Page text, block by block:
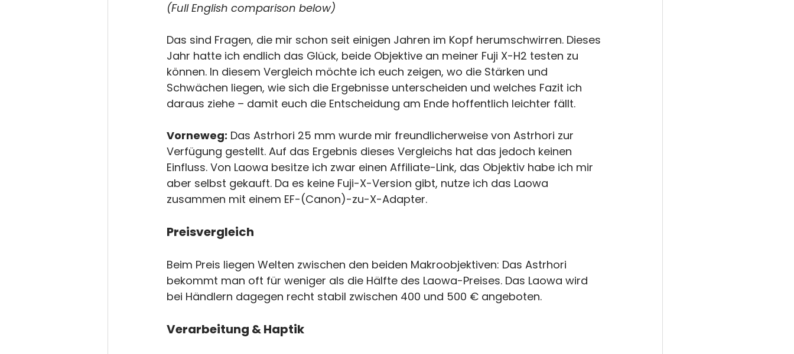
(Full English comparison below)
Das sind Fragen, die mir schon seit einigen Jahren im Kopf herumschwirren. Dieses
Jahr hatte ich endlich das Glück, beide Objektive an meiner Fuji X-H2 testen zu
können. In diesem Vergleich möchte ich euch zeigen, wo die Stärken und
Schwächen liegen, wie sich die Ergebnisse unterscheiden und welches Fazit ich
daraus ziehe – damit euch die Entscheidung am Ende hoffentlich leichter fällt.
Vorneweg: Das Astrhori 25 mm wurde mir freundlicherweise von Astrhori zur
Verfügung gestellt. Auf das Ergebnis dieses Vergleichs hat das jedoch keinen
Einfluss. Von Laowa besitze ich zwar einen Affiliate-Link, das Objektiv habe ich mir
aber selbst gekauft. Da es keine Fuji-X-Version gibt, nutze ich das Laowa
zusammen mit einem EF-(Canon)-zu-X-Adapter.
Preisvergleich
Beim Preis liegen Welten zwischen den beiden Makroobjektiven: Das Astrhori
bekommt man oft für weniger als die Hälfte des Laowa-Preises. Das Laowa wird
bei Händlern dagegen recht stabil zwischen 400 und 500 € angeboten.
Verarbeitung & Haptik